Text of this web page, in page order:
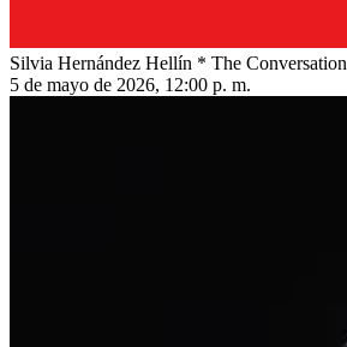
Silvia Hernández Hellín * The Conversation
5 de mayo de 2026, 12:00 p. m.